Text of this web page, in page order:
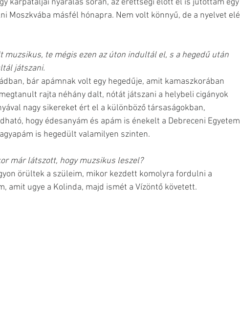
kárpátaljai nyaralás során, az érettségi előtt el is jutottam egy
Moszkvába másfél hónapra. Nem volt könnyű, de a nyelvet
muzsikus, te mégis ezen az úton indultál el, s a hegedű után
játszani.
rajta néhány dalt, nótát játszani a helybeli cigányok
nagy sikereket ért el a különböző társaságokban,
hogy édesanyám és apám is énekelt a Debreceni Egyetem
is hegedült valamilyen szinten.
már látszott, hogy muzsikus leszel?
örültek a szüleim, mikor kezdett komolyra fordulni a
amit ugye a Kolinda, majd ismét a Vízöntő követett.